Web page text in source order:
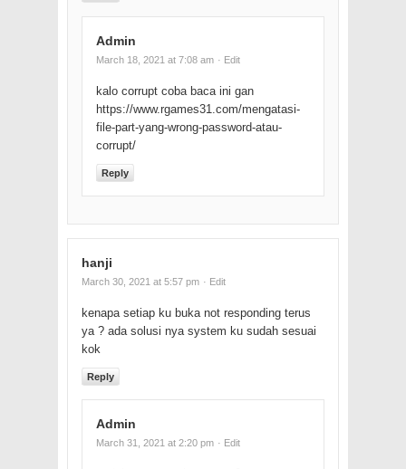
Admin
March 18, 2021 at 7:08 am · Edit
kalo corrupt coba baca ini gan
https://www.rgames31.com/mengatasi-
file-part-yang-wrong-password-atau-
corrupt/
Reply
hanji
March 30, 2021 at 5:57 pm · Edit
kenapa setiap ku buka not responding terus
ya ? ada solusi nya system ku sudah sesuai
kok
Reply
Admin
March 31, 2021 at 2:20 pm · Edit